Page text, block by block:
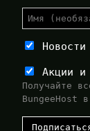
Акции и
Получайте
BungeeHost